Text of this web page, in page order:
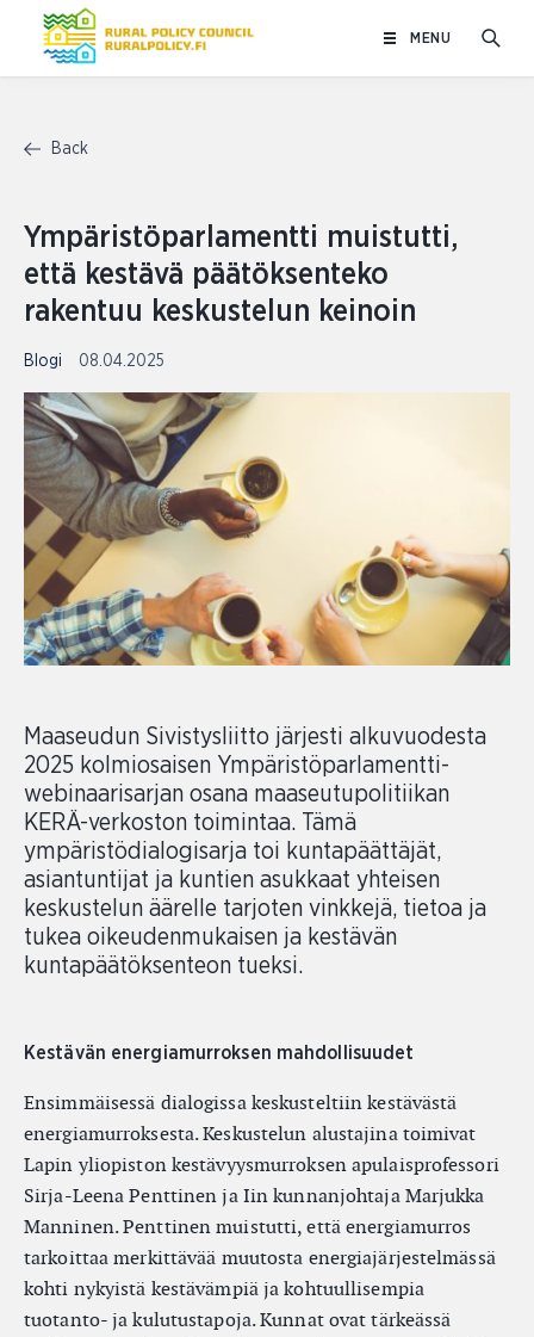
MENU
Back
Ympäristöparlamentti muistutti,
että kestävä päätöksenteko
rakentuu keskustelun keinoin
Blogi 08.04.2025
Maaseudun Sivistysliitto järjesti alkuvuodesta
2025 kolmiosaisen Ympäristöparlamentti-
webinaarisarjan osana maaseutupolitiikan
KERÄ-verkoston toimintaa. Tämä
ympäristödialogisarja toi kuntapäättäjät,
asiantuntijat ja kuntien asukkaat yhteisen
keskustelun äärelle tarjoten vinkkejä, tietoa ja
tukea oikeudenmukaisen ja kestävän
kuntapäätöksenteon tueksi.
Kestävän energiamurroksen mahdollisuudet
Ensimmäisessä dialogissa keskusteltiin kestävästä
energiamurroksesta. Keskustelun alustajina toimivat
Lapin yliopiston kestävyysmurroksen apulaisprofessori
Sirja-Leena Penttinen ja Iin kunnanjohtaja Marjukka
Manninen. Penttinen muistutti, että energiamurros
tarkoittaa merkittävää muutosta energiajärjestelmässä
kohti nykyistä kestävämpiä ja kohtuullisempia
tuotanto- ja kulutustapoja. Kunnat ovat tärkeässä